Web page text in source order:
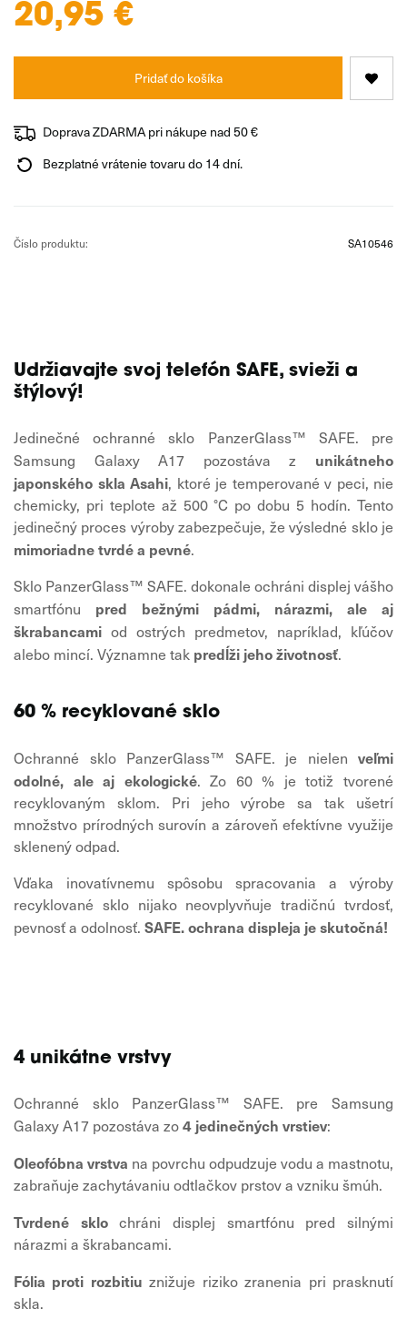
20,95 €
Pridať do košíka
Doprava ZDARMA pri nákupe nad 50 €
Bezplatné vrátenie tovaru do 14 dní.
Číslo produktu: SA10546
Udržiavajte svoj telefón SAFE, svieži a
štýlový!
Jedinečné ochranné sklo PanzerGlass™ SAFE. pre
Samsung Galaxy A17 pozostáva z unikátneho
japonského skla Asahi, ktoré je temperované v peci, nie
chemicky, pri teplote až 500 °C po dobu 5 hodín. Tento
jedinečný proces výroby zabezpečuje, že výsledné sklo je
mimoriadne tvrdé a pevné.
Sklo PanzerGlass™ SAFE. dokonale ochráni displej vášho
smartfónu pred bežnými pádmi, nárazmi, ale aj
škrabancami od ostrých predmetov, napríklad, kľúčov
alebo mincí. Významne tak predĺži jeho životnosť.
60 % recyklované sklo
Ochranné sklo PanzerGlass™ SAFE. je nielen veľmi
odolné, ale aj ekologické. Zo 60 % je totiž tvorené
recyklovaným sklom. Pri jeho výrobe sa tak ušetrí
množstvo prírodných surovín a zároveň efektívne využije
sklenený odpad.
Vďaka inovatívnemu spôsobu spracovania a výroby
recyklované sklo nijako neovplyvňuje tradičnú tvrdosť,
pevnosť a odolnosť. SAFE. ochrana displeja je skutočná!
4 unikátne vrstvy
Ochranné sklo PanzerGlass™ SAFE. pre Samsung
Galaxy A17 pozostáva zo4 jedinečných vrstiev:
Oleofóbna vrstva na povrchu odpudzuje vodu a mastnotu,
zabraňuje zachytávaniu odtlačkov prstov a vzniku šmúh.
Tvrdené sklochráni displej smartfónu pred silnými
nárazmi a škrabancami.
Fólia proti rozbitiu znižuje riziko zranenia pri prasknutí
skla.